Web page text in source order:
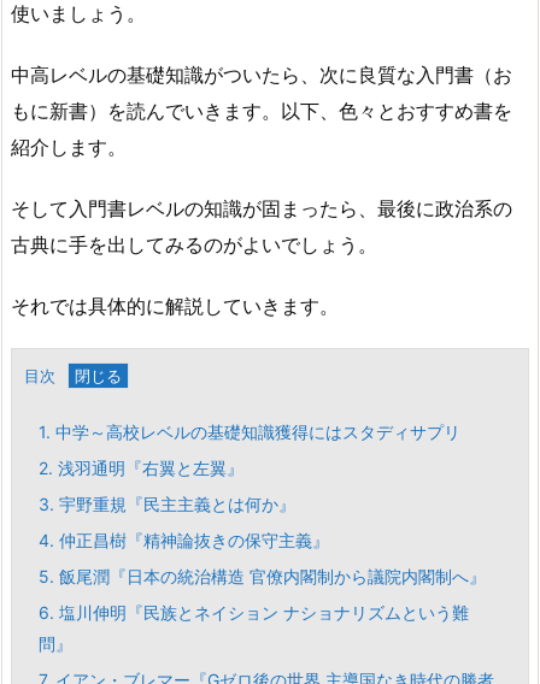
使いましょう。
中高レベルの基礎知識がついたら、次に良質な入門書（お
もに新書）を読んでいきます。以下、色々とおすすめ書を
紹介します。
そして入門書レベルの知識が固まったら、最後に政治系の
古典に手を出してみるのがよいでしょう。
それでは具体的に解説していきます。
目次
1. 中学～高校レベルの基礎知識獲得にはスタディサプリ
2. 浅羽通明『右翼と左翼』
3. 宇野重規『民主主義とは何か』
4. 仲正昌樹『精神論抜きの保守主義』
5. 飯尾潤『日本の統治構造 官僚内閣制から議院内閣制へ』
6. 塩川伸明『民族とネイション ナショナリズムという難
問』